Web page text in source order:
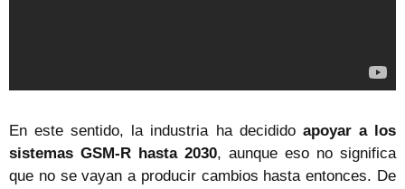
En este sentido, la industria ha decidido apoyar a los
sistemas GSM-R hasta 2030, aunque eso no significa
que no se vayan a producir cambios hasta entonces. De